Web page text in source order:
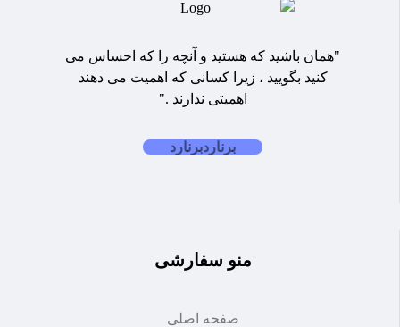
"همان باشید که هستید و آنچه را که احساس می
کنید بگویید ، زیرا کسانی که اهمیت می دهند
اهمیتی ندارند ."
برناردبرنارد
منو سفارشی
صفحه اصلی